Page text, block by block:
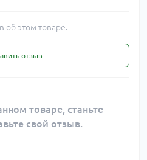
об этом товаре.
отзыв
товаре, станьте
свой отзыв.